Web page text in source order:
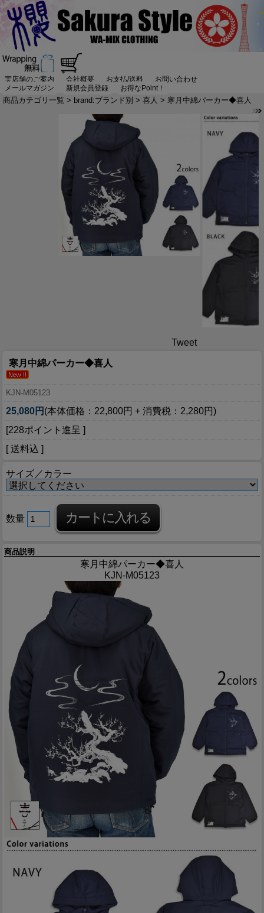
実店舗のご案内 会社概要 お支払/送料
お問い合わせ
メールマガジン
新規会員登録 お得なPoint！
商品カテゴリ一覧 > brand:ブランド別 > 喜人 > 寒月中綿パーカー◆喜人
Tweet
寒月中綿パーカー◆喜人
KJN-M05123
25,080円 (本体価格：22,800円 + 消費税：2,280円)
[228ポイント進呈 ]
[ 送料込 ]
サイズ／カラー
数量
商品説明
寒月中綿パーカー◆喜人
KJN-M05123